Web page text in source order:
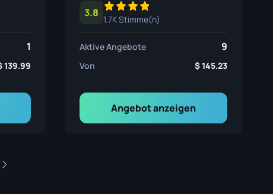
1
139.99
3.8
1.7K Stimme(n)
Aktive Angebote 9
Von 145.23
Angebot anzeigen